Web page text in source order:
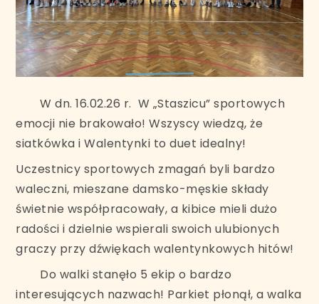
W dn. 16.02.26 r. W „Staszicu” sportowych
emocji nie brakowało! Wszyscy wiedzą, że
siatkówka i Walentynki to duet idealny!
Uczestnicy sportowych zmagań byli bardzo
waleczni, mieszane damsko-męskie składy
świetnie współpracowały, a kibice mieli dużo
radości i dzielnie wspierali swoich ulubionych
graczy przy dźwiękach walentynkowych hitów!
Do walki stanęło 5 ekip o bardzo
interesujących nazwach! Parkiet płonął, a walka